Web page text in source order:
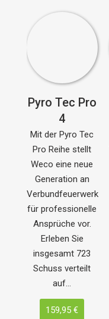
Pyro Tec Pro
4
Mit der Pyro Tec
Pro Reihe stellt
Weco eine neue
Generation an
Verbundfeuerwerk
für professionelle
Ansprüche vor.
Erleben Sie
insgesamt 723
Schuss verteilt
auf…
159,95 €